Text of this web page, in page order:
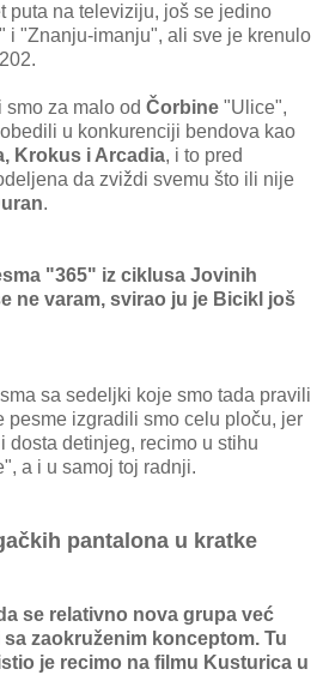
puta na televiziju, još se jedino
i "Znanju-imanju", ali sve je krenulo
za malo od Čorbine "Ulice",
u konkurenciji bendova kao
Krokus i Arcadia, i to pred
da zviždi svemu što ili nije
.
"365" iz ciklusa Jovinih
ne varam, svirao ju je Bicikl još
sa sedeljki koje smo tada pravili
pesme izgradili smo celu ploču, jer
dosta detinjeg, recimo u stihu
a i u samoj toj radnji.
pantalona u kratke
se relativno nova grupa već
zaokruženim konceptom. Tu
je recimo na filmu Kusturica u